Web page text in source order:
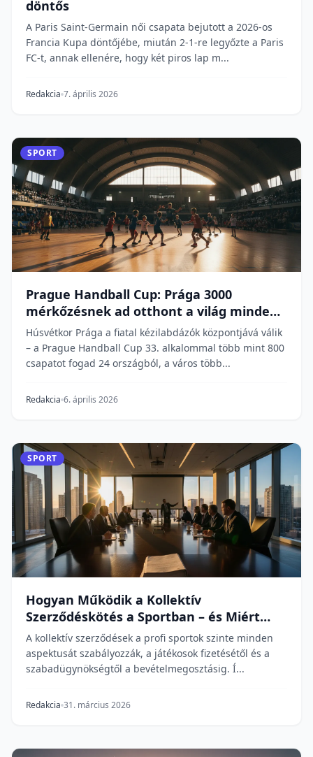
döntős
A Paris Saint-Germain női csapata bejutott a 2026-os
Francia Kupa döntőjébe, miután 2-1-re legyőzte a Paris
FC-t, annak ellenére, hogy két piros lap m...
Redakcia 7. április 2026
SPORT
Prague Handball Cup: Prága 3000
mérkőzésnek ad otthont a világ minden
tájáról
Húsvétkor Prága a fiatal kézilabdázók központjává válik
– a Prague Handball Cup 33. alkalommal több mint 800
csapatot fogad 24 országból, a város több...
Redakcia 6. április 2026
SPORT
Hogyan Működik a Kollektív
Szerződéskötés a Sportban – és Miért
Fontos
A kollektív szerződések a profi sportok szinte minden
aspektusát szabályozzák, a játékosok fizetésétől és a
szabadügynökségtől a bevételmegosztásig. Í...
Redakcia 31. március 2026